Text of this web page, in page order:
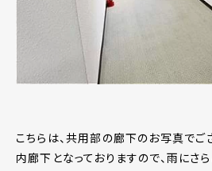
こちらは、共用部の廊下のお写真でご
内廊下となっておりますので、雨にさ